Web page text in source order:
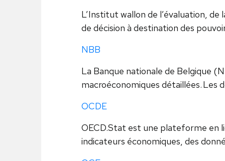
L’Institut wallon de l’évaluation,
de décision à destination des
NBB
La Banque nationale de Belgique
macroéconomiques détaillées.
OCDE
OECD.Stat est une plateforme en
indicateurs économiques, des